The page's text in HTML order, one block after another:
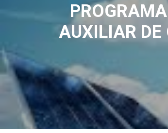
AUXILIAR DE